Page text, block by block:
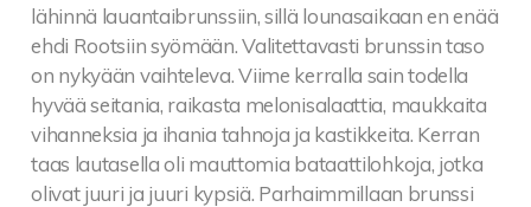
lähinnä lauantaibrunssiin, sillä lounasaikaan en enää
ehdi Rootsiin syömään. Valitettavasti brunssin taso
on nykyään vaihteleva. Viime kerralla sain todella
hyvää seitania, raikasta melonisalaattia, maukkaita
vihanneksia ja ihania tahnoja ja kastikkeita. Kerran
taas lautasella oli mauttomia bataattilohkoja, jotka
olivat juuri ja juuri kypsiä. Parhaimmillaan brunssi